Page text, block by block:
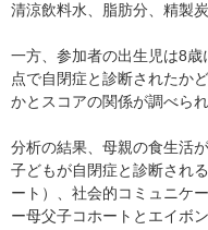
清涼飲料水、脂肪分、精製
一方、参加者の出生児は8
点で自閉症と診断されたか
かとスコアの関係が調べられ
分析の結果、母親の食生活
子どもが自閉症と診断され
ート）、社会的コミュニケ
ー母父子コホートとエイボ